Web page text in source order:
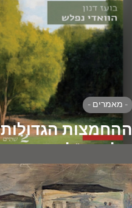
ההחמצות הגדולות
- מאמרים -